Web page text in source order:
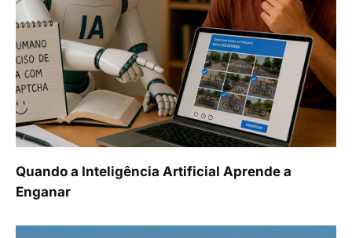
Quando a Inteligência Artificial Aprende a
Enganar